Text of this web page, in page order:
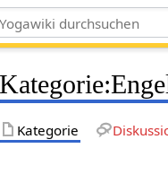
Kategorie:
Kategorie